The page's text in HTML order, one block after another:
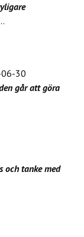
30
går att göra
och tanke med